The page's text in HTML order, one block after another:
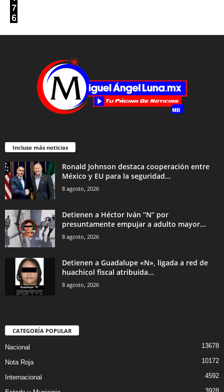
Incluso más noticias
Ronald Johnson destaca cooperación entre
México y EU para la seguridad...
8 agosto, 2026
Detienen a Héctor Iván “N” por
presuntamente empujar a adulto mayor...
8 agosto, 2026
Detienen a Guadalupe «N», ligada a red de
huachicol fiscal atribuida...
8 agosto, 2026
CATEGORÍA POPULAR
Nacional 13678
Nota Roja 10172
Internacional 4592